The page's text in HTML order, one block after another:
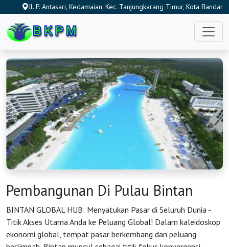
Jl. P. Antasari, Kedamaian, Kec. Tanjungkarang Timur, Kota Bandar
Pembangunan Di Pulau Bintan
BINTAN GLOBAL HUB: Menyatukan Pasar di Seluruh Dunia -
Titik Akses Utama Anda ke Peluang Global! Dalam kaleidoskop
ekonomi global, tempat pasar berkembang dan peluang